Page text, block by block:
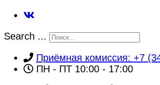
Search ...
Приёмная комиссия: +7
ПН - ПТ 10:00 - 17:00